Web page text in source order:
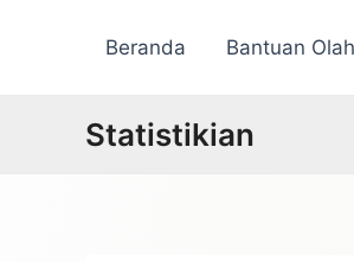
Beranda Bantuan
Statistikian